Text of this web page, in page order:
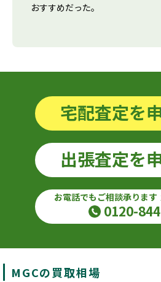
おすすめだった。
宅配査定を
出張査定を
お電話でもご相談承ります
0120-
MGCの買取相場